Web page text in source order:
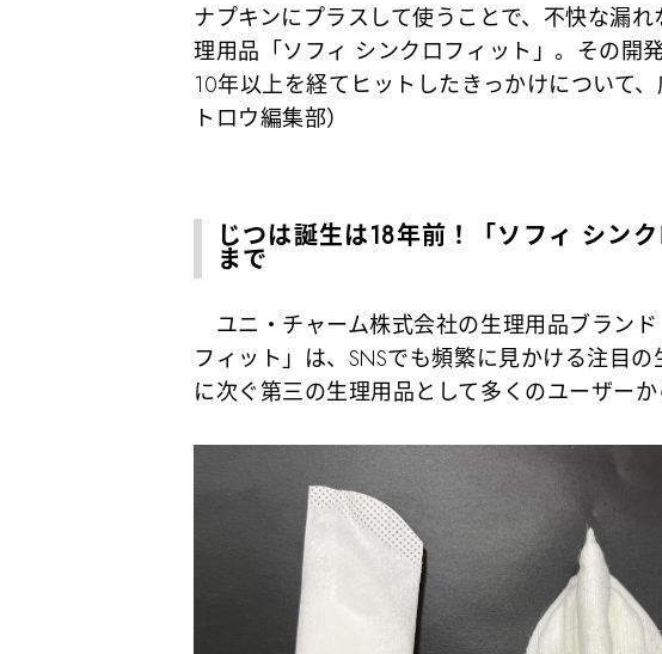
ナプキンにプラスして使うことで、不快な漏
理用品「ソフィ シンクロフィット」。その開
10年以上を経てヒットしたきっかけについて
トロウ編集部）
じつは誕生は18年前！「ソフィ シン
まで
ユニ・チャーム株式会社の生理用品ブラン
フィット」は、SNSでも頻繁に見かける注目
に次ぐ第三の生理用品として多くのユーザーか